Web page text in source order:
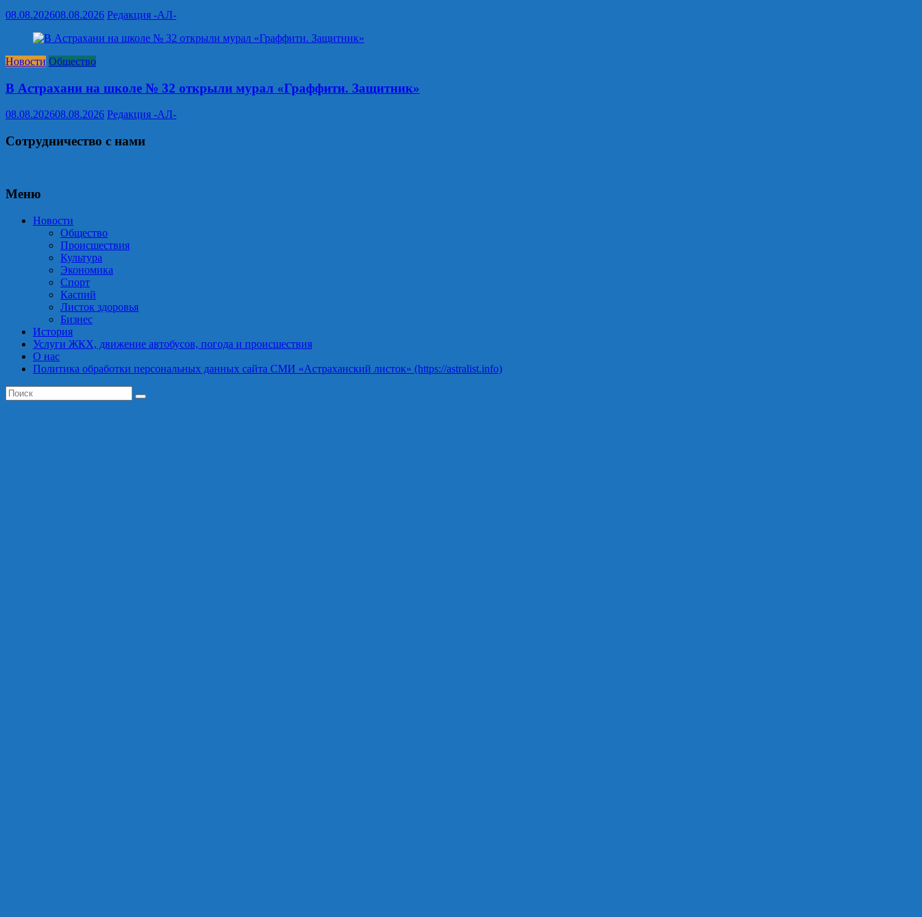
08.08.202608.08.2026 Редакция -АЛ-
Новости Общество
В Астрахани на школе № 32 открыли мурал «Граффити. Защитник»
08.08.202608.08.2026 Редакция -АЛ-
Сотрудничество с нами
Меню
Новости
Общество
Происшествия
Культура
Экономика
Спорт
Каспий
Листок здоровья
Бизнес
История
Услуги ЖКХ, движение автобусов, погода и происшествия
О нас
Политика обработки персональных данных сайта СМИ «Астраханский листок» (https://astralist.info)